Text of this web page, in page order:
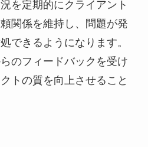
を定期的にクライアント
関係を維持し、問題が発
できるようになります。
のフィードバックを受け
トの質を向上させること